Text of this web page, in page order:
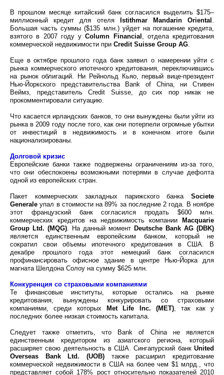
В прошлом месяце китайский банк согласился выделить $175–
миллионный кредит для отеля
Istithmar Mandarin Oriental .
Большая часть суммы ($135 млн.) уйдет на погашение кредита,
взятого в 2007 году уColumn Financial , отдела кредитования
коммерческой недвижимости при Credit Suisse Group AG.
Еще в октябре прошлого года банк заявил о намерении уйти с
рынка коммерческого ипотечного кредитования, переключившись
на рынок облигаций. Ни Рейнольд Кьяо, первый вице-президент
Нью-Йоркского представительства Bank of China, ни Стивен
Веймз, представитель Credit Suisse, до сих пор никак не
прокомментировали ситуацию.
Что касается ирландских банков, то они вынуждены были уйти из
рынка в 2009 году после того, как они потерпели огромные убытки
от инвестиций в недвижимость и в конечном итоге были
национализированы.
Долговой кризис
Европейские банки также подвержены ограничениям из-за того,
что они обеспокоены возможными потерями в случае дефолта
одной из европейских стран.
Пакет коммерческих закладных парижского банка Societe
Generale упал в стоимости на 89% за последние 2 года. В ноябре
этот французский банк согласился продать $600 млн.
коммерческих кредитов на недвижимость компании
Macquarie
Group Ltd. (MQG). На данный момент Deutsche Bank AG (DBK)
является единственным европейским банком, который не
сократил свои объемы ипотечного кредитования в США. В
декабре прошлого года этот немецкий банк согласился
профинансировать офисное здание в центре Нью-Йорка для
магната Шелдона Солоу на сумму $625 млн.
Конкуренция со страховыми компаниями
Те финансовые институты, которые остались на рынке
кредитования, вынуждены конкурировать со страховыми
компаниями, среди которых
Met Life Inc. (MET), так как у
последних более низкая стоимость капитала.
Следует также отметить, что Bank of China не является
единственным кредитором из азиатского региона, который
расширяет свою деятельность в США. Сингапурский банк United
Overseas Bank Ltd. (UOB) также расширил кредитование
коммерческой недвижимости в США на более чем $1 млрд., что
представляет собой 178% рост относительно показателей 2010